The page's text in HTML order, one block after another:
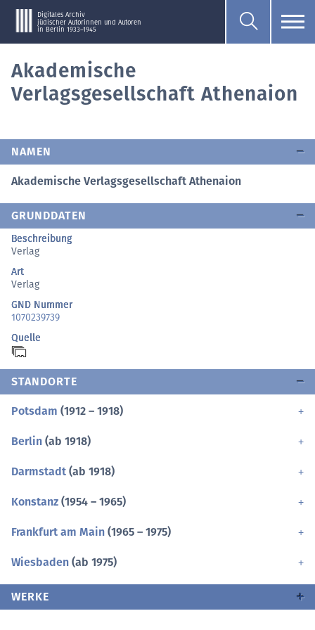
Digitales Archiv
jüdischer Autorinnen und Autoren
in Berlin 1933–1945
Akademische
Verlagsgesellschaft Athenaion
NAMEN
Akademische Verlagsgesellschaft Athenaion
GRUNDDATEN
Beschreibung
Verlag
Art
Verlag
GND Nummer
1070239739
Quelle
STANDORTE
Potsdam (1912 – 1918)
Berlin (ab 1918)
Darmstadt (ab 1918)
Konstanz (1954 – 1965)
Frankfurt am Main (1965 – 1975)
Wiesbaden (ab 1975)
WERKE